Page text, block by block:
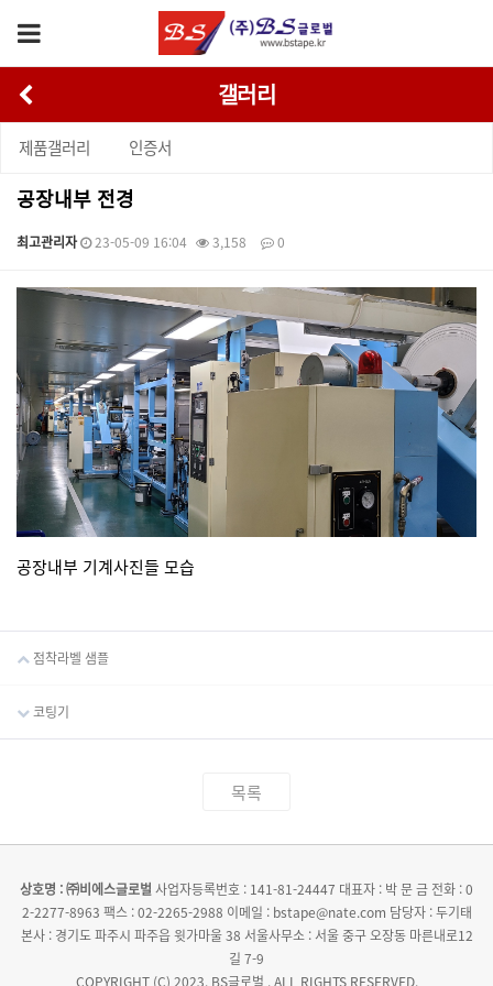
갤러리
제품갤러리 인증서
공장내부 전경
최고관리자 23-05-09 16:04 3,158 0
공장내부 기계사진들 모습
점착라벨 샘플
코팅기
목록
상호명 : ㈜비에스글로벌 사업자등록번호 : 141-81-24447 대표자 : 박 문 금 전화 : 0
2-2277-8963 팩스 : 02-2265-2988 이메일 : bstape@nate.com 담당자 : 두기태
본사 : 경기도 파주시 파주읍 윗가마울 38 서울사무소 : 서울 중구 오장동 마른내로12
길 7-9
COPYRIGHT (C) 2023. BS글로벌 . ALL RIGHTS RESERVED.